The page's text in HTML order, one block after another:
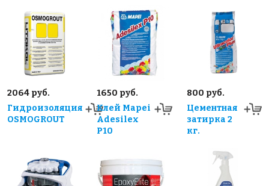
2064 руб.
Гидроизоляция
OSMOGROUT
1650 руб.
Клей Mapei
Adesilex
P10
800 руб.
Цементная
затирка 2
кг.